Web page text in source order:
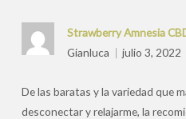
Strawberry Amnesia
Gianluca
julio 3, 2022
De las baratas y la variedad que
desconectar y relajarme, la